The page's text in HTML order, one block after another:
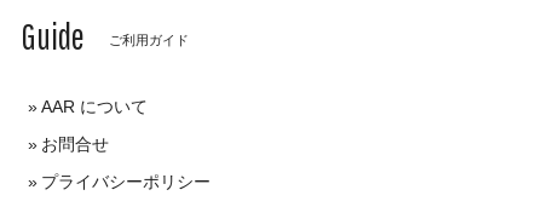
Guide ご利用ガイド
AAR について
お問合せ
プライバシーポリシー